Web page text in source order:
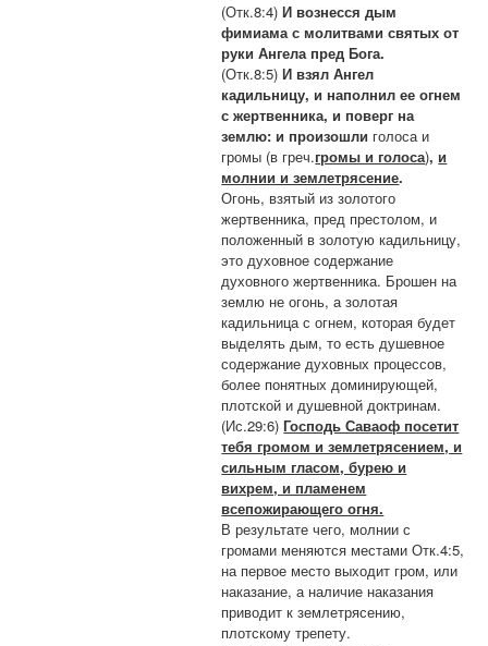
(Отк.8:4)И вознесся дым
фимиама с молитвами святых от
руки Ангела пред Бога.
(Отк.8:5)И взял Ангел
кадильницу, и наполнил ее огнем
с жертвенника, и поверг на
землю: и произошли голоса и
громы (в греч.громы и голоса), и
молнии и землетрясение.
Огонь, взятый из золотого
жертвенника, пред престолом, и
положенный в золотую кадильницу,
это духовное содержание
духовного жертвенника. Брошен на
землю не огонь, а золотая
кадильница с огнем, которая будет
выделять дым, то есть душевное
содержание духовных процессов,
более понятных доминирующей,
плотской и душевной доктринам.
(Ис.29:6)Господь Саваоф посетит
тебя громом и землетрясением, и
сильным гласом, бурею и
вихрем, и пламенем
всепожирающего огня.
В результате чего, молнии с
громами меняются местами Отк.4:5,
на первое место выходит гром, или
наказание, а наличие наказания
приводит к землетрясению,
плотскому трепету.